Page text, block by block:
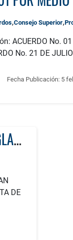
,Consejo Superior,
ACUERDO No.
No. 21 DE
Fecha Publicación: 5
ACUERDO No. 21 POR MEDIO DEL CUAL SE REGLAMENTAN LOS PROYECTOS ESPECIALES ADMINISTRADOS BAJO LA CUENTA DE OPERACIÓN COMERCIAL Y SE DICTAN OTRAS DISPOSICIONES RELACIONADAS CON LOS MISMOS.
DE